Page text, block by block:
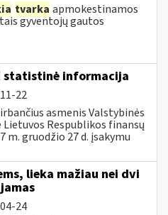
tvarka apmokestinamos
gyventojų gautos
statistinė informacija
22
asmenis Valstybinės
Respublikos finansų
gruodžio 27 d. įsakymu
lieka mažiau nei dvi
24